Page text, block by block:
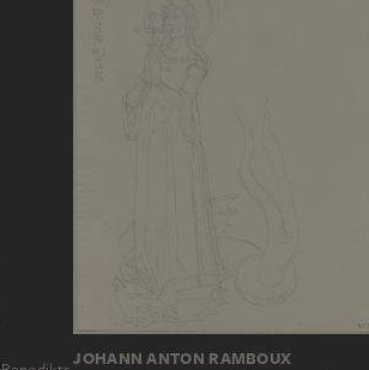
JOHANN ANTON RAMBOUX